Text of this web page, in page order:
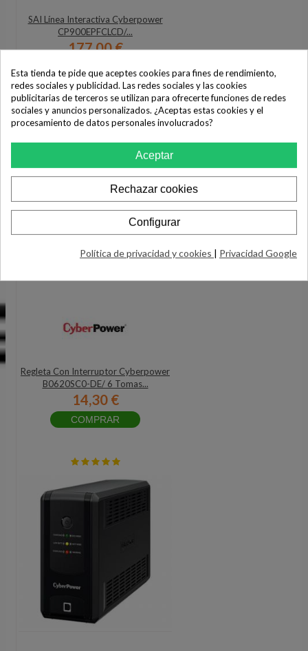
SAI Línea Interactiva Cyberpower
CP900EPFCLCD/...
177,00 €
COMPRAR
Regleta Con Interruptor Cyberpower
B0620SC0-DE/ 6 Tomas...
14,30 €
COMPRAR
Esta tienda te pide que aceptes cookies para fines de rendimiento,
redes sociales y publicidad. Las redes sociales y las cookies
publicitarias de terceros se utilizan para ofrecerte funciones de redes
sociales y anuncios personalizados. ¿Aceptas estas cookies y el
procesamiento de datos personales involucrados?
Aceptar
Rechazar cookies
Configurar
Política de privacidad y cookies | Privacidad Google